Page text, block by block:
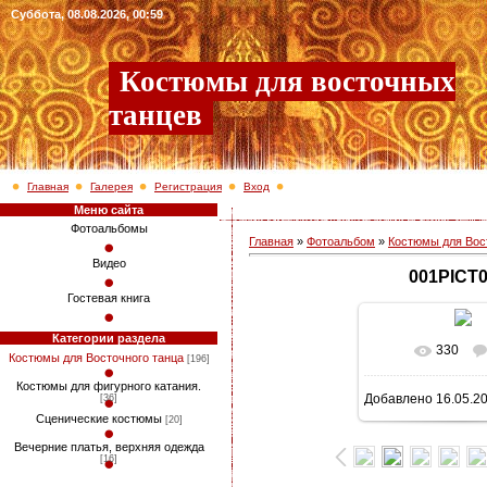
Суббота, 08.08.2026, 00:59
Костюмы для восточных
танцев
Главная Галерея Регистрация Вход
Меню сайта
Фотоальбомы
Видео
Гостевая книга
Категории раздела
Костюмы для Восточного танца [196]
Костюмы для фигурного катания.
[36]
Сценические костюмы [20]
Вечерние платья, верхняя одежда
[16]
Главная » Фотоальбом » Костюмы для
В
768x1024/
330
Добавлено